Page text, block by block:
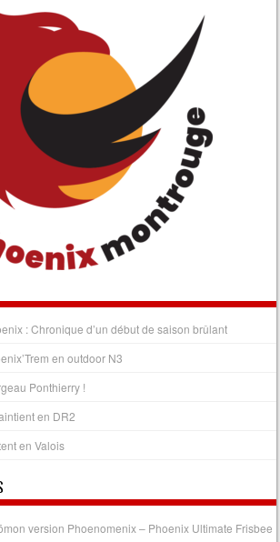
: Chronique d’un début de saison brûlant
en outdoor N3
Ponthierry !
en DR2
en Valois
version Phoenomenix – Phoenix Ultimate Frisbee